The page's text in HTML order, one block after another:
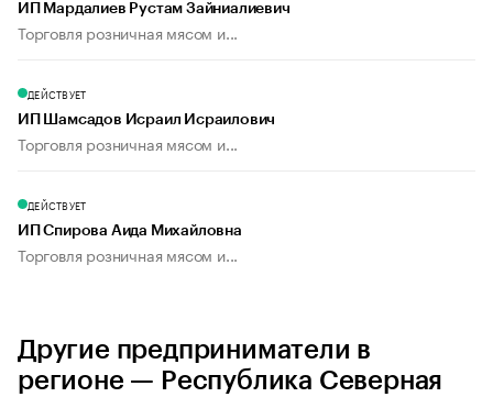
ИП Мардалиев Рустам Зайниалиевич
Торговля розничная мясом и...
ДЕЙСТВУЕТ
ИП Шамсадов Исраил Исраилович
Торговля розничная мясом и...
ДЕЙСТВУЕТ
ИП Спирова Аида Михайловна
Торговля розничная мясом и...
Другие предприниматели в
регионе — Республика Северная